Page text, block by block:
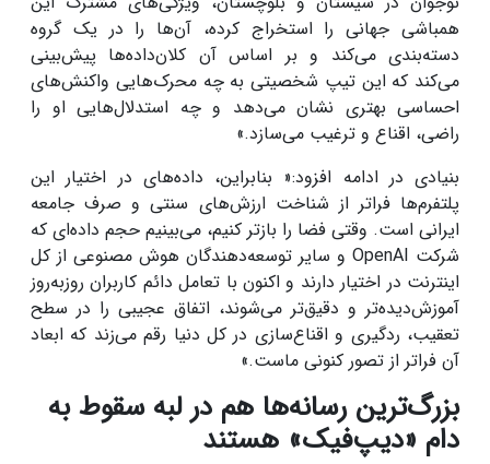
همباشی جهانی را استخراج کرده، آن‌ها را در یک گروه
دسته‌بندی می‌کند و بر اساس آن کلان‌داده‌ها پیش‌بینی
می‌کند که این تیپ شخصیتی به چه محرک‌هایی واکنش‌های
احساسی بهتری نشان می‌دهد و چه استدلال‌هایی او را
راضی، اقناع و ترغیب می‌سازد.»
بنیادی در ادامه افزود:« بنابراین، داده‌های در اختیار این
پلتفرم‌ها فراتر از شناخت ارزش‌های سنتی و صرف جامعه
ایرانی است. وقتی فضا را بازتر کنیم، می‌بینیم حجم داده‌ای که
شرکت OpenAI و سایر توسعه‌دهندگان هوش مصنوعی از کل
اینترنت در اختیار دارند و اکنون با تعامل دائم کاربران روزبه‌روز
آموزش‌دیده‌تر و دقیق‌تر می‌شوند، اتفاق عجیبی را در سطح
تعقیب، ردگیری و اقناع‌سازی در کل دنیا رقم می‌زند که ابعاد
آن فراتر از تصور کنونی ماست.»
بزرگ‌ترین رسانه‌ها هم در لبه سقوط به
دام «دیپ‌فیک» هستند